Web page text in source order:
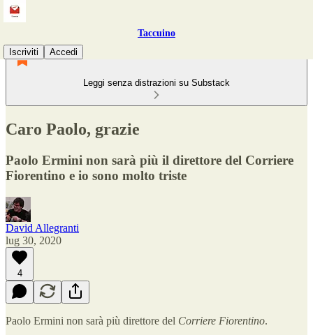
Taccuino
Iscriviti
Accedi
Leggi senza distrazioni su Substack
Caro Paolo, grazie
Paolo Ermini non sarà più il direttore del Corriere
Fiorentino e io sono molto triste
David Allegranti
lug 30, 2020
4
Paolo Ermini non sarà più direttore del Corriere Fiorentino.